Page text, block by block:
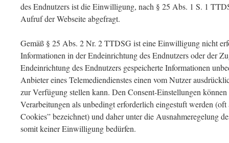
des Endnutzers ist die Einwilligung, nach § 25 Abs. 1 S. 1
Aufruf der Webseite abgefragt.
Gemäß § 25 Abs. 2 Nr. 2 TTDSG ist eine Einwilligung nicht
Informationen in der Endeinrichtung des Endnutzers oder der
Endeinrichtung des Endnutzers gespeicherte Informationen
Anbieter eines Telemediendienstes einen vom Nutzer
zur Verfügung stellen kann. Den Consent-Einstellungen
Verarbeitungen als unbedingt erforderlich eingestuft werden
Cookies” bezeichnet) und daher unter die Ausnahmeregelung
somit keiner Einwilligung bedürfen.